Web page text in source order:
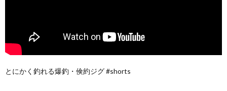
とにかく釣れる爆釣・倹約ジグ #shorts